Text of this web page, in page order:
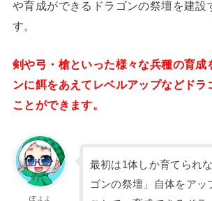
や育成ができるドラゴンの祭壇を建設
す。
剣や弓・槍といった様々な兵種の育成
ンに餌をあえてレベルアップなどドラ
ことができます。
ぽよよ
最初は1体しか育てられ
ゴンの祭壇」自体をアッ